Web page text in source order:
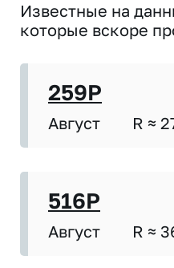
Известные на
которые вскоре
259P
Август R ≈
516P
Август R ≈